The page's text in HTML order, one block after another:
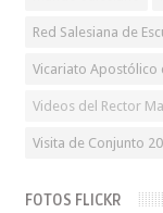
Red Salesiana de
Vicariato Apostólico
Videos del Rector
Visita de Conjunto
FOTOS FLICKR